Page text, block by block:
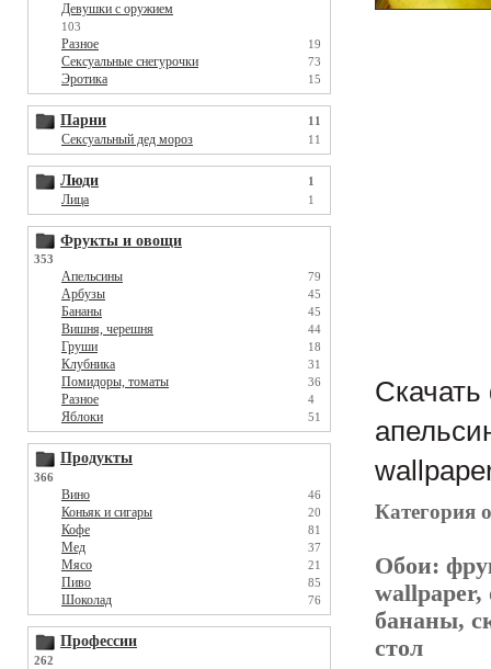
Девушки с оружием
103
Разное 19
Сексуальные снегурочки 73
Эротика 15
Парни 11
Сексуальный дед мороз 11
Люди 1
Лица 1
Фрукты и овощи
353
Апельсины 79
Арбузы 45
Бананы 45
Вишня, черешня 44
Груши 18
Клубника 31
Помидоры, томаты 36
Разное 4
Яблоки 51
Продукты
366
Вино 46
Коньяк и сигары 20
Кофе 81
Мед 37
Мясо 21
Пиво 85
Шоколад 76
Профессии
262
Категория
Обои:
wallpaper,
бананы,
стол